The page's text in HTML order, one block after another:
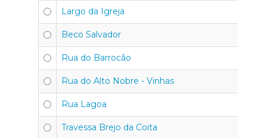
Largo da Igreja
Beco Salvador
Rua do Barrocão
Rua do Alto Nobre - Vinhas
Rua Lagoa
Travessa Brejo da Coita